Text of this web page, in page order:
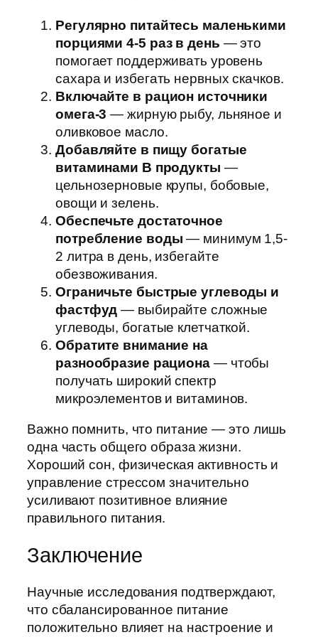
Регулярно питайтесь маленькими
порциями 4-5 раз в день — это
помогает поддерживать уровень
сахара и избегать нервных скачков.
Включайте в рацион источники
омега-3 — жирную рыбу, льняное и
оливковое масло.
Добавляйте в пищу богатые
витаминами В продукты —
цельнозерновые крупы, бобовые,
овощи и зелень.
Обеспечьте достаточное
потребление воды — минимум 1,5-
2 литра в день, избегайте
обезвоживания.
Ограничьте быстрые углеводы и
фастфуд — выбирайте сложные
углеводы, богатые клетчаткой.
Обратите внимание на
разнообразие рациона — чтобы
получать широкий спектр
микроэлементов и витаминов.
Важно помнить, что питание — это лишь
одна часть общего образа жизни.
Хороший сон, физическая активность и
управление стрессом значительно
усиливают позитивное влияние
правильного питания.
Заключение
Научные исследования подтверждают,
что сбалансированное питание
положительно влияет на настроение и